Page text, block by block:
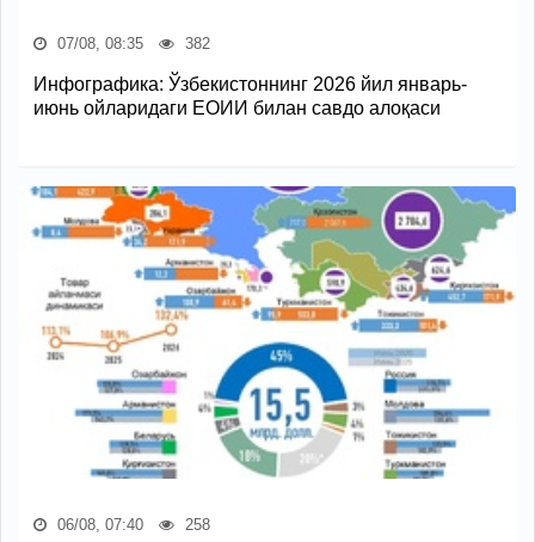
07/08, 08:35 382
Инфографика: Ўзбекистоннинг 2026 йил январь-
июнь ойларидаги ЕОИИ билан савдо алоқаси
06/08, 07:40 258